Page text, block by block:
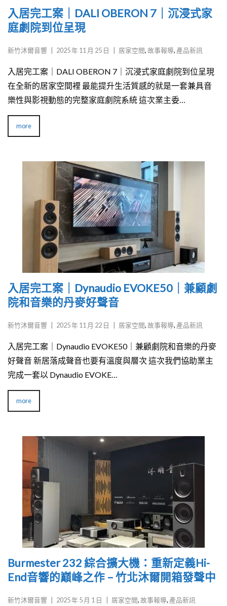
入居完工案｜DALI OBERON 7｜沉浸式家
庭劇院到位呈現
新竹沐爾音響 2025 年 11 月 25 日 居家空間,故事報導, 產品新訊
入居完工案｜DALI OBERON 7｜沉浸式家庭劇院到位呈現
在全新的居家空間裡 最能提升生活質感的就是一套兼具音
樂性與影視動態的完整家庭劇院系統 這次業主委…
more
入居完工案｜Dynaudio EVOKE50｜兼顧劇
院和音樂的丹麥好聲音
新竹沐爾音響 2025 年 11 月 22 日 居家空間,故事報導, 產品新訊
入居完工案｜Dynaudio EVOKE50｜兼顧劇院和音樂的丹麥
好聲音 新居落成聲音也要有溫度與層次 這次我們協助業主
完成一套以 Dynaudio EVOKE…
more
Burmester 232 綜合擴大機：重新定義Hi-
End音響的巔峰之作 – 竹北沐爾開箱發聲中
新竹沐爾音響 2025 年 5 月 1 日 居家空間,故事報導, 產品新訊